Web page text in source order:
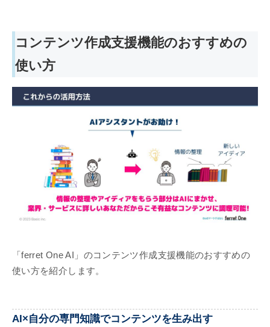
コンテンツ作成支援機能のおすすめの
使い方
「ferret One AI」のコンテンツ作成支援機能のおすすめの
使い方を紹介します。
AI×自分の専門知識でコンテンツを生み出す